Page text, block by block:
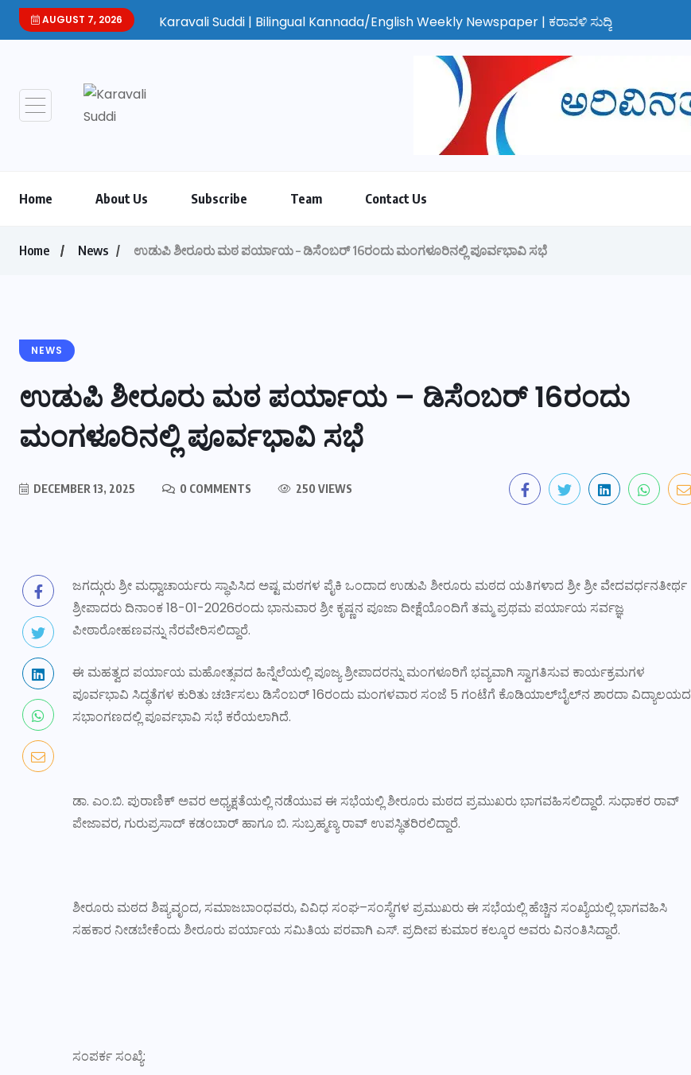
AUGUST 7, 2026Karavali Suddi | Bilingual Kannada/English Weekly Newspaper | ಕರಾವಳಿ ಸುದ್ದಿ - ಅರವಿನತ್ತ ನಮ್ಮ ಚಿತ್ತ
Home About Us Subscribe Team Contact Us
Home News ಉಡುಪಿ ಶೀರೂರು ಮಠ ಪರ್ಯಾಯ – ಡಿಸೆಂಬರ್ 16ರಂದು ಮಂಗಳೂರಿನಲ್ಲಿ ಪೂರ್ವಭಾವಿ ಸಭೆ
NEWS
ಉಡುಪಿ ಶೀರೂರು ಮಠ ಪರ್ಯಾಯ – ಡಿಸೆಂಬರ್ 16ರಂದು
ಮಂಗಳೂರಿನಲ್ಲಿ ಪೂರ್ವಭಾವಿ ಸಭೆ
DECEMBER 13, 2025 0 COMMENTS 250 VIEWS
ಜಗದ್ಗುರು ಶ್ರೀ ಮಧ್ವಾಚಾರ್ಯರು ಸ್ಥಾಪಿಸಿದ ಅಷ್ಟ ಮಠಗಳ ಪೈಕಿ ಒಂದಾದ ಉಡುಪಿ ಶೀರೂರು ಮಠದ ಯತಿಗಳಾದ ಶ್ರೀ ಶ್ರೀ ವೇದವರ್ಧನತೀರ್ಥ
ಶ್ರೀಪಾದರು ದಿನಾಂಕ 18-01-2026ರಂದು ಭಾನುವಾರ ಶ್ರೀ ಕೃಷ್ಣನ ಪೂಜಾ ದೀಕ್ಷೆಯೊಂದಿಗೆ ತಮ್ಮ ಪ್ರಥಮ ಪರ್ಯಾಯ ಸರ್ವಜ್ಞ
ಪೀಠಾರೋಹಣವನ್ನು ನೆರವೇರಿಸಲಿದ್ದಾರೆ.
ಈ ಮಹತ್ವದ ಪರ್ಯಾಯ ಮಹೋತ್ಸವದ ಹಿನ್ನೆಲೆಯಲ್ಲಿ ಪೂಜ್ಯ ಶ್ರೀಪಾದರನ್ನು ಮಂಗಳೂರಿಗೆ ಭವ್ಯವಾಗಿ ಸ್ವಾಗತಿಸುವ ಕಾರ್ಯಕ್ರಮಗಳ
ಪೂರ್ವಭಾವಿ ಸಿದ್ಧತೆಗಳ ಕುರಿತು ಚರ್ಚಿಸಲು ಡಿಸೆಂಬರ್ 16ರಂದು ಮಂಗಳವಾರ ಸಂಜೆ 5 ಗಂಟೆಗೆ ಕೊಡಿಯಾಲ್‌ಬೈಲ್‌ನ ಶಾರದಾ ವಿದ್ಯಾಲಯದ
ಸಭಾಂಗಣದಲ್ಲಿ ಪೂರ್ವಭಾವಿ ಸಭೆ ಕರೆಯಲಾಗಿದೆ.
ಡಾ. ಎಂ.ಬಿ. ಪುರಾಣಿಕ್ ಅವರ ಅಧ್ಯಕ್ಷತೆಯಲ್ಲಿ ನಡೆಯುವ ಈ ಸಭೆಯಲ್ಲಿ ಶೀರೂರು ಮಠದ ಪ್ರಮುಖರು ಭಾಗವಹಿಸಲಿದ್ದಾರೆ. ಸುಧಾಕರ ರಾವ್
ಪೇಜಾವರ, ಗುರುಪ್ರಸಾದ್ ಕಡಂಬಾರ್ ಹಾಗೂ ಬಿ. ಸುಬ್ರಹ್ಮಣ್ಯ ರಾವ್ ಉಪಸ್ಥಿತರಿರಲಿದ್ದಾರೆ.
ಶೀರೂರು ಮಠದ ಶಿಷ್ಯವೃಂದ, ಸಮಾಜಬಾಂಧವರು, ವಿವಿಧ ಸಂಘ–ಸಂಸ್ಥೆಗಳ ಪ್ರಮುಖರು ಈ ಸಭೆಯಲ್ಲಿ ಹೆಚ್ಚಿನ ಸಂಖ್ಯೆಯಲ್ಲಿ ಭಾಗವಹಿಸಿ
ಸಹಕಾರ ನೀಡಬೇಕೆಂದು ಶೀರೂರು ಪರ್ಯಾಯ ಸಮಿತಿಯ ಪರವಾಗಿ ಎಸ್. ಪ್ರದೀಪ ಕುಮಾರ ಕಲ್ಕೂರ ಅವರು ವಿನಂತಿಸಿದ್ದಾರೆ.
ಸಂಪರ್ಕ ಸಂಖ್ಯೆ: